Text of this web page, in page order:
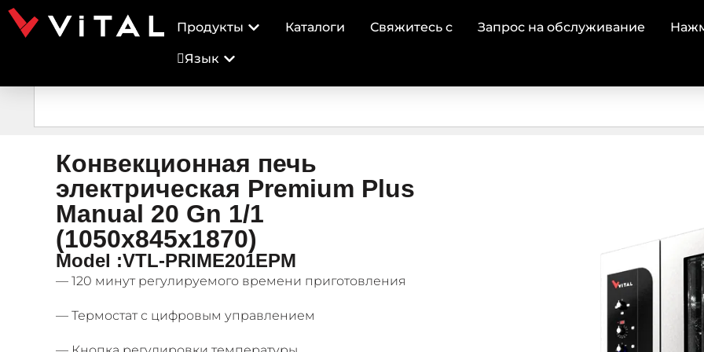
Продукты Каталоги Свяжитесь с Запрос на обслуживание
Язык
Конвекционная печь
электрическая Premium Plus
Manual 20 Gn 1/1
(1050x845x1870)
Model :VTL-PRIME201EPM
— 120 минут регулируемого времени приготовления
— Термостат с цифровым управлением